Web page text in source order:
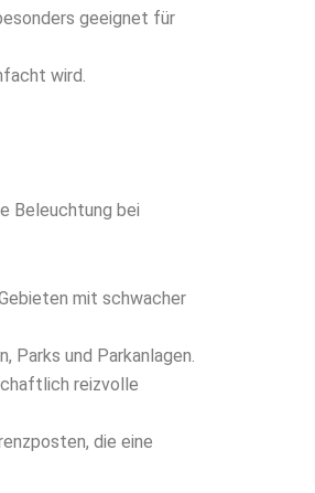
geeignet für
wird.
Beleuchtung bei
mit schwacher
und Parkanlagen.
reizvolle
die eine